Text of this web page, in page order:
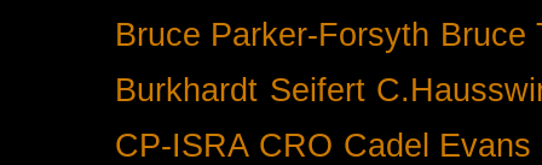
Bruce Parker-Forsyth Bruce
Burkhardt Seifert
CP-ISRA CRO Cadel Evans